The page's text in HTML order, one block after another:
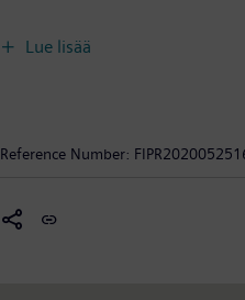
Lue lisää
Reference Number: